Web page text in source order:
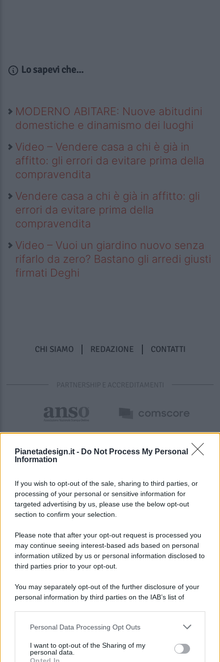
Pianetadesign.it - Do Not Process My Personal
Information
If you wish to opt-out of the sale, sharing to third parties, or
processing of your personal or sensitive information for
targeted advertising by us, please use the below opt-out
section to confirm your selection.
Please note that after your opt-out request is processed you
may continue seeing interest-based ads based on personal
information utilized by us or personal information disclosed to
third parties prior to your opt-out.
You may separately opt-out of the further disclosure of your
personal information by third parties on the IAB’s list of
This information may also be disclosed by us to third parties
disclose it to other third parties.
Personal Data Processing Opt Outs
I want to opt-out of the Sharing of my
personal data.
Lo sapevi che...
MODERNO ABITARE: Nuove abitudini
domestiche e dinamismo dei luoghi
Video – Vendere casa a chi è già in
affitto: gli errori da evitare prima della
compravendita
Vendere casa a chi è già in affitto: gli
errori da evitare prima della
compravendita
Video – Vuoi un giardino nuovo senza
rifarlo da zero? Bastano gli arredi giusti
firmati Deghi
CHI SIAMO REDAZIONE CONTATTI
PARTNERSHIP E ACCREDITAMENTI
© 2026 - Pianeta Design - P.IVA 04827280654 - Testata
Registrata Al Tribunale Di Nocera Inferiore N. 8/2020 - RG N.
ISCRIZIONE AL ROC N. 35792 – ISCRITTA ALL’ANSO
(ASSOCIAZIONE NAZIONALE STAMPA ONLINE)
PREFERENZE PRIVACY